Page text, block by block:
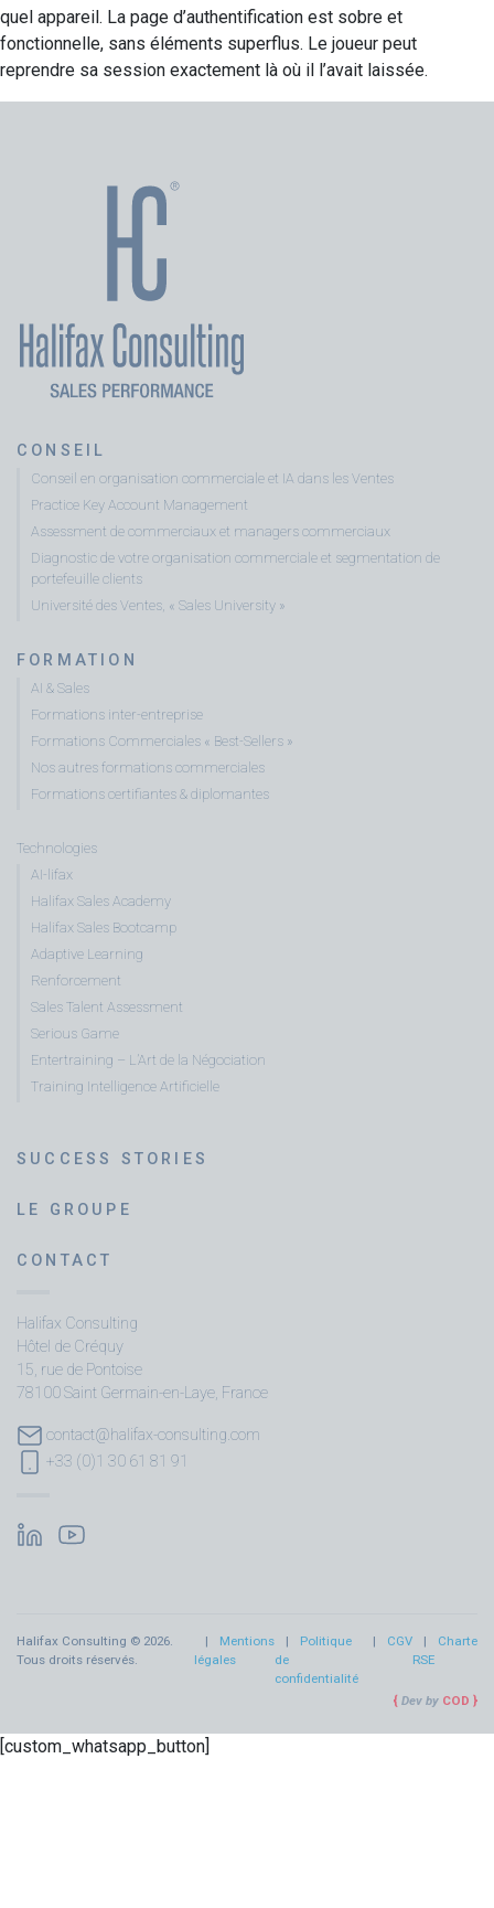
quel appareil. La page d’authentification est sobre et
fonctionnelle, sans éléments superflus. Le joueur peut
reprendre sa session exactement là où il l’avait laissée.
CONSEIL
Conseil en organisation commerciale et IA dans les Ventes
Practice Key Account Management
Assessment de commerciaux et managers commerciaux
Diagnostic de votre organisation commerciale et segmentation de
portefeuille clients
Université des Ventes, « Sales University »
FORMATION
AI & Sales
Formations inter-entreprise
Formations Commerciales « Best-Sellers »
Nos autres formations commerciales
Formations certifiantes & diplomantes
Technologies
AI-lifax
Halifax Sales Academy
Halifax Sales Bootcamp
Adaptive Learning
Renforcement
Sales Talent Assessment
Serious Game
Entertraining – L’Art de la Négociation
Training Intelligence Artificielle
SUCCESS STORIES
LE GROUPE
CONTACT
Halifax Consulting
Hôtel de Créquy
15, rue de Pontoise
78100 Saint Germain-en-Laye, France
contact@halifax-consulting.com
+33 (0)1 30 61 81 91
Halifax Consulting © 2026.
Tous droits réservés.
Mentions
légales
Politique
de
confidentialité
CGV
Charte
RSE
Dev by COD
[custom_whatsapp_button]